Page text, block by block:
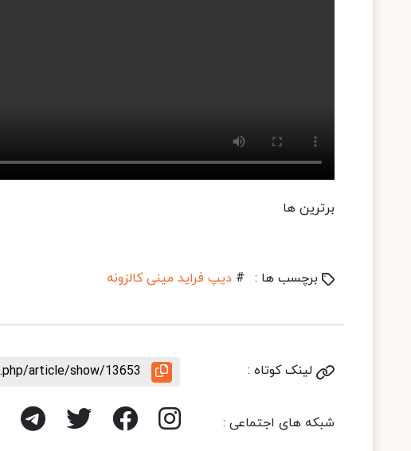
برترین ها
برچسب ها : # دیپ فراید مینی کالزونه
لینک کوتاه : article/show/13653
شبکه های اجتماعی :